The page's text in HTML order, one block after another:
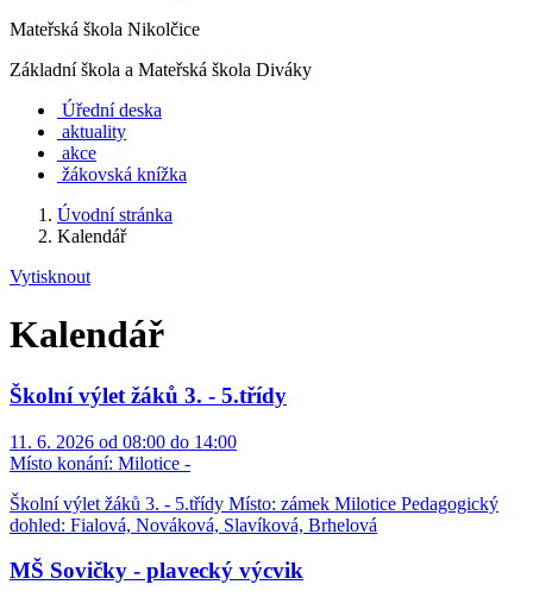
Mateřská škola Nikolčice
Základní škola a Mateřská škola Diváky
Úřední deska
aktuality
akce
žákovská knížka
Úvodní stránka
Kalendář
Vytisknout
Kalendář
Školní výlet žáků 3. - 5.třídy
11. 6. 2026 od 08:00 do 14:00
Místo konání: Milotice -
Školní výlet žáků 3. - 5.třídy Místo: zámek Milotice Pedagogický
dohled: Fialová, Nováková, Slavíková, Brhelová
MŠ Sovičky - plavecký výcvik